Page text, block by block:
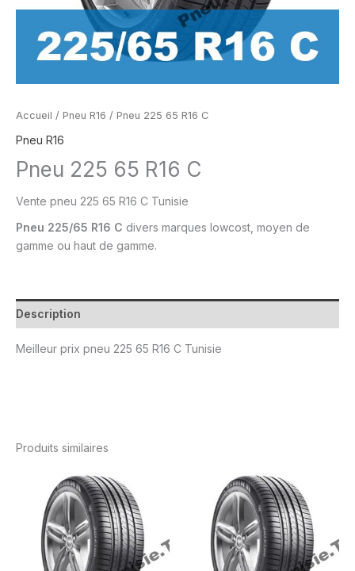
Accueil / Pneu R16 / Pneu 225 65 R16 C
Pneu R16
Pneu 225 65 R16 C
Vente pneu 225 65 R16 C Tunisie
Pneu 225/65 R16 C divers marques lowcost, moyen de
gamme ou haut de gamme.
Description
Meilleur prix pneu 225 65 R16 C Tunisie
Produits similaires